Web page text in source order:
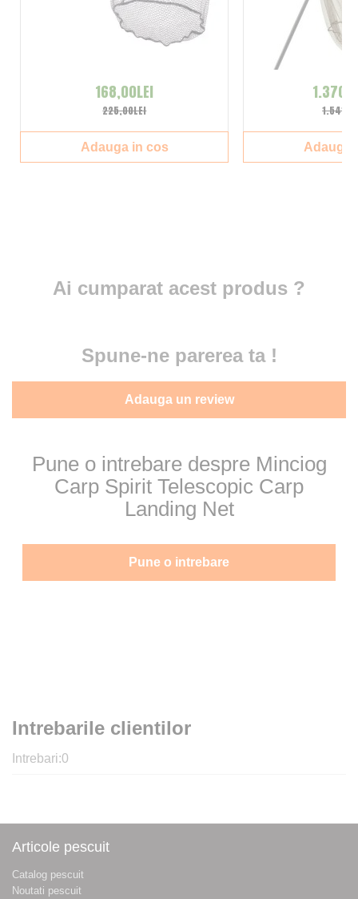
Ai cumparat acest produs ?
Spune-ne parerea ta !
Adauga un review
Intrebarile clientilor
Intrebari:0
Pune o intrebare despre Minciog
Carp Spirit Telescopic Carp
Landing Net
Pune o intrebare
225,00LEI
168,00LEI
Adauga in cos Adauga
Articole pescuit
Catalog pescuit
Noutati pescuit